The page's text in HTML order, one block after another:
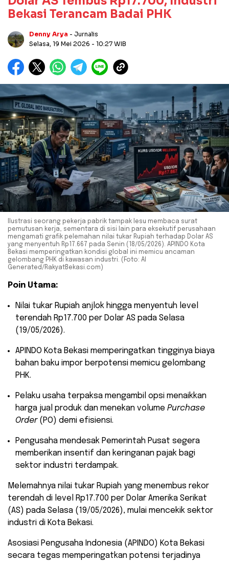
Bekasi Terancam Badai PHK
Denny Arya - Jurnalis
Selasa, 19 Mei 2026 - 10:27 WIB
Ilustrasi seorang pekerja pabrik tampak lesu membaca surat
pemutusan kerja, sementara di sisi lain para eksekutif perusahaan
mengamati grafik pelemahan nilai tukar Rupiah terhadap Dolar AS
yang menyentuh Rp17.667 pada Senin (18/05/2026). APINDO Kota
Bekasi memperingatkan kondisi global ini memicu ancaman
gelombang PHK di kawasan industri. (Foto: AI
Generated/RakyatBekasi.com)
Poin Utama:
​Nilai tukar Rupiah anjlok hingga menyentuh level
terendah Rp17.700 per Dolar AS pada Selasa
(19/05/2026).
​APINDO Kota Bekasi memperingatkan tingginya biaya
bahan baku impor berpotensi memicu gelombang
PHK.
​Pelaku usaha terpaksa mengambil opsi menaikkan
harga jual produk dan menekan volume Purchase
Order(PO) demi efisiensi.
​Pengusaha mendesak Pemerintah Pusat segera
memberikan insentif dan keringanan pajak bagi
sektor industri terdampak.
​Melemahnya nilai tukar Rupiah yang menembus rekor
terendah di level Rp17.700 per Dolar Amerika Serikat
(AS) pada Selasa (19/05/2026), mulai mencekik sektor
industri di Kota Bekasi.
Asosiasi Pengusaha Indonesia (APINDO) Kota Bekasi
secara tegas memperingatkan potensi terjadinya